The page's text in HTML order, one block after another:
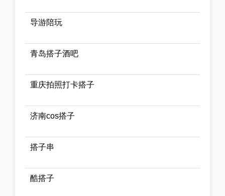
导游陪玩
青岛搭子酒吧
重庆拍照打卡搭子
济南cos搭子
搭子串
酷搭子